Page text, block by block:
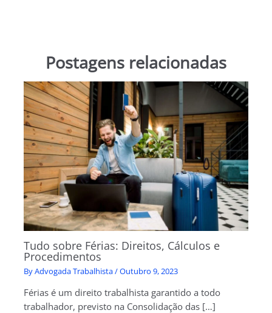
Postagens relacionadas
Tudo sobre Férias: Direitos, Cálculos e
Procedimentos
ByAdvogada Trabalhista/Outubro 9, 2023
Férias é um direito trabalhista garantido a todo
trabalhador, previsto na Consolidação das […]